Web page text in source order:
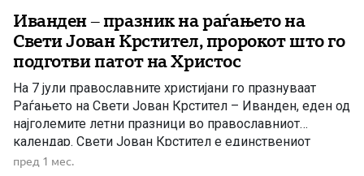
Иванден – празник на раѓањето на
Свети Јован Крстител, пророкот што го
подготви патот на Христос
На 7 јули православните христијани го празнуваат
Раѓањето на Свети Јован Крстител – Иванден, еден од
најголемите летни празници во православниот
календар. Свети Јован Крстител е единствениот
светител, покрај Пресвета Богородица, чијшто ден на
пред 1 мес.